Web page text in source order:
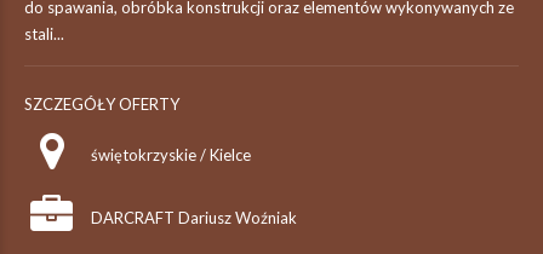
do spawania, obróbka konstrukcji oraz elementów wykonywanych ze
stali...
SZCZEGÓŁY OFERTY
świętokrzyskie / Kielce
DARCRAFT Dariusz Woźniak